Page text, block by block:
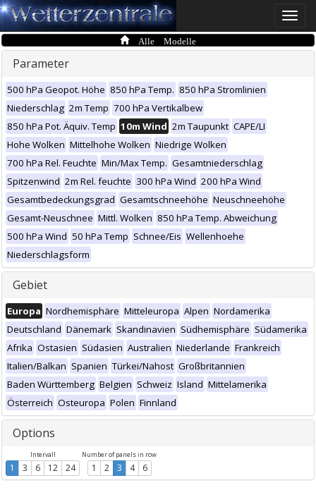
Toggle
Alle Modelle
Parameter
500 hPa Geopot. Höhe 850 hPa Temp. 850 hPa Stromlinien
Niederschlag 2m Temp 700 hPa Vertikalbew
850 hPa Pot. Äquiv. Temp 10m Wind 2m Taupunkt CAPE/LI
Hohe Wolken Mittelhohe Wolken Niedrige Wolken
700 hPa Rel. Feuchte Min/Max Temp. Gesamtniederschlag
Spitzenwind 2m Rel. feuchte 300 hPa Wind 200 hPa Wind
Gesamtbedeckungsgrad Gesamtschneehöhe Neuschneehöhe
Gesamt-Neuschnee Mittl. Wolken 850 hPa Temp. Abweichung
500 hPa Wind 50 hPa Temp Schnee/Eis Wellenhoehe
Niederschlagsform
Gebiet
Europa Nordhemisphäre Mitteleuropa Alpen Nordamerika
Deutschland Dänemark Skandinavien Südhemisphäre Südamerika
Afrika Ostasien Südasien Australien Niederlande Frankreich
Italien/Balkan Spanien Türkei/Nahost Großbritannien
Baden Württemberg Belgien Schweiz Island Mittelamerika
Österreich Osteuropa Polen Finnland
Options
Intervall
1 3 6 12 24
Number of panels in row
1 2 3 4 6